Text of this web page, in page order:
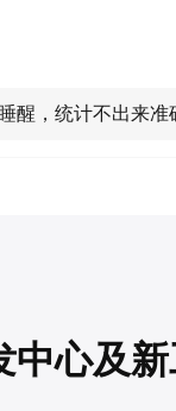
醒，统计不出来
中心及